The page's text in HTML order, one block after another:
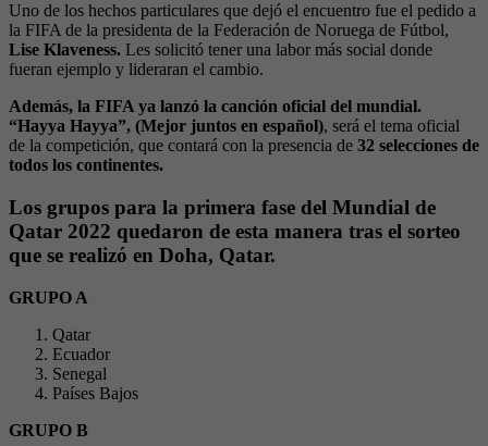
Uno de los hechos particulares que dejó el encuentro fue el pedido a
la FIFA de la presidenta de la Federación de Noruega de Fútbol,
Lise Klaveness. Les solicitó tener una labor más social donde
fueran ejemplo y lideraran el cambio.
Además, la FIFA ya lanzó la canción oficial del mundial.
“Hayya Hayya”, (Mejor juntos en español), será el tema oficial
de la competición, que contará con la presencia de 32 selecciones de
todos los continentes.
Los grupos para la primera fase del Mundial de
Qatar 2022 quedaron de esta manera tras el sorteo
que se realizó en Doha, Qatar.
GRUPO A
Qatar
Ecuador
Senegal
Países Bajos
GRUPO B